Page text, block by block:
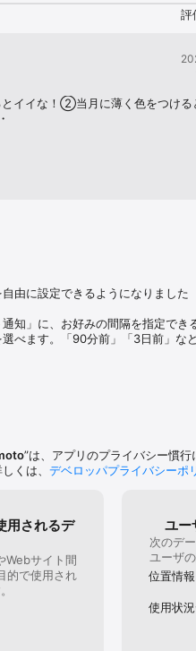
評
イイな！②当月に薄く色をつける
由に設定できるようになりました
知」に、お好みの間隔を指定で
べます。「90分前」「3日前」な
容】
ようになりました。「以前のバー
いつでも戻せます。設定の「月
り扱いを大きく見直しました（
域では同意を得るまで情報を収集
の「プライバシー設定」から、パ
集せず、広告も非パーソナライズ
「六曜・旧暦」で選択）。
定性の改善も行いました。
”は、アプリのプライバシー慣
くは、 デベロッパプライバシーポ
用されるデ
Webサイト間
的で使用され
ユー
次のデ
ユーザ
位置情報
使用状